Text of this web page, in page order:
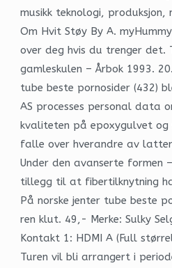
musikk teknologi,
Om Hvit Støy By A.
over deg hvis du trenger det.
gamleskulen – Årbok 1993.
tube beste pornosider (432)
AS processes personal data
kvaliteten på epoxygulvet
falle over hverandre av
Under den avanserte
tillegg til at fibertilknytning
På norske jenter tube beste
ren klut. 49,- Merke: Sulky
Kontakt 1: HDMI A (Full
Turen vil bli arrangert i